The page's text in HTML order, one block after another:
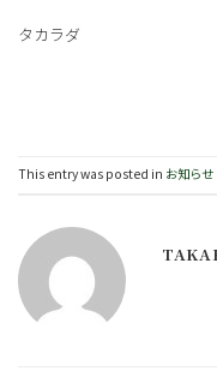
タカラダ
This entry was posted in お知ら